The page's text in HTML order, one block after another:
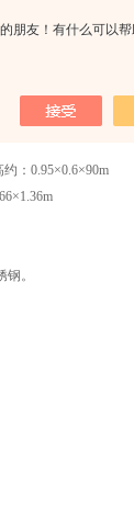
朋友！有什么可以帮
调
调
录，随意暂停
：0.95×0.6×90m
。